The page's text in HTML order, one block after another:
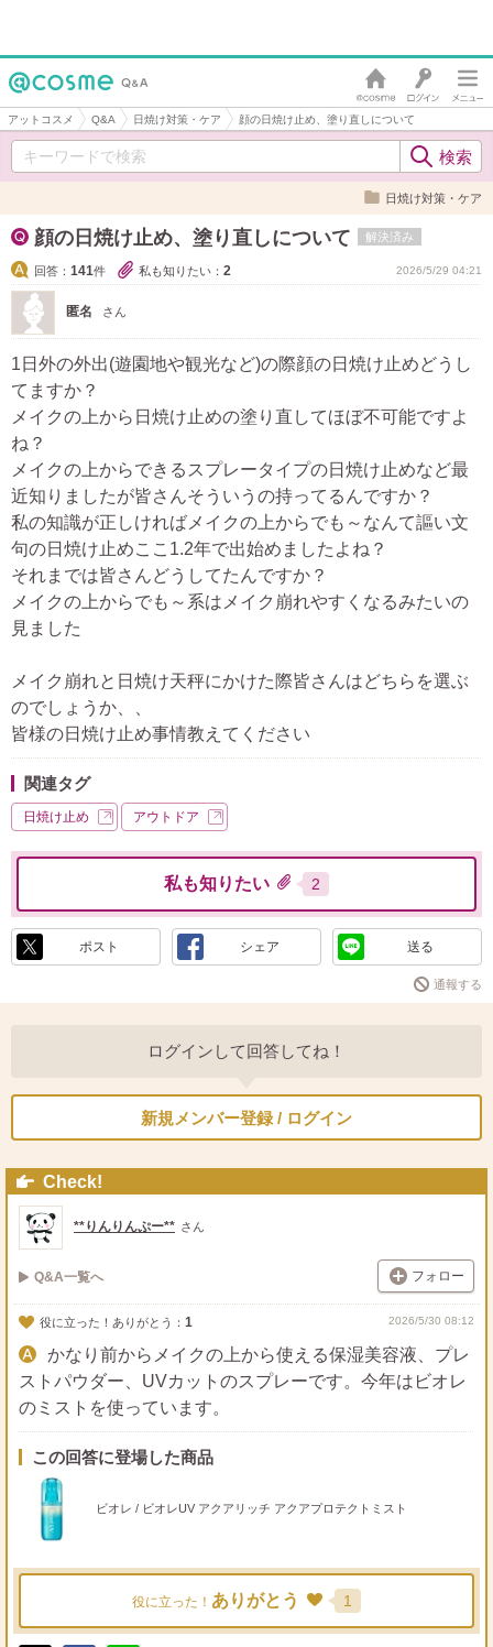
アットコスメ Q&A 日焼け対策・ケア 顔の日焼け止め、塗り直しについて
日焼け対策・ケア
顔の日焼け止め、塗り直しについて 解決済み
回答： 141件 私も知りたい： 2 2026/5/29 04:21
匿名 さん
1日外の外出(遊園地や観光など)の際顔の日焼け止めどうし
てますか？
メイクの上から日焼け止めの塗り直してほぼ不可能ですよ
ね？
メイクの上からできるスプレータイプの日焼け止めなど最
近知りましたが皆さんそういうの持ってるんですか？
私の知識が正しければメイクの上からでも～なんて謳い文
句の日焼け止めここ1.2年で出始めましたよね？
それまでは皆さんどうしてたんですか？
メイクの上からでも～系はメイク崩れやすくなるみたいの
見ました
メイク崩れと日焼け天秤にかけた際皆さんはどちらを選ぶ
のでしょうか、、
皆様の日焼け止め事情教えてください
関連タグ
日焼け止め アウトドア
私も知りたい 2
ポスト シェア 送る
通報する
ログインして回答してね！
新規メンバー登録 / ログイン
Check!
**りんりんぷー** さん
Q&A一覧へ フォロー
役に立った！ありがとう： 1 2026/5/30 08:12
かなり前からメイクの上から使える保湿美容液、プレ
ストパウダー、UVカットのスプレーです。今年はビオレ
のミストを使っています。
この回答に登場した商品
ビオレ / ビオレUV アクアリッチ アクアプロテクトミスト
役に立った！ ありがとう 1